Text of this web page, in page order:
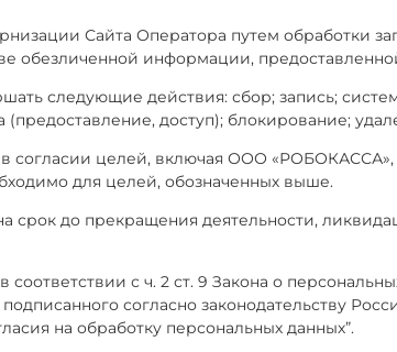
Сайта Оператора путем обработки
обезличенной информации,
следующие действия: сбор; запись;
доступ); блокирование;
в согласии целей, включая ООО
для целей, обозначенных выше.
срок до прекращения деятельности,
с ч. 2 ст. 9 Закона о
согласно законодательству
на обработку персональных данных”.